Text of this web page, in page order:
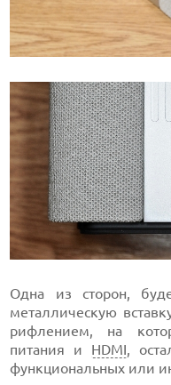
Одна из сторон,
металлическую
рифлением, на
питания и HDMI,
функциональных или